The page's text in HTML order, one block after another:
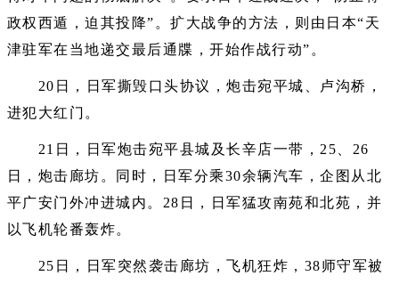
政权西遁，迫其投降”。扩大战争的方法，则由日本“天
津驻军在当地递交最后通牒，开始作战行动”。
20日，日军撕毁口头协议，炮击宛平城、卢沟桥，
进犯大红门。
21日，日军炮击宛平县城及长辛店一带，25、26
日，炮击廊坊。同时，日军分乘30余辆汽车，企图从北
平广安门外冲进城内。28日，日军猛攻南苑和北苑，并
以飞机轮番轰炸。
25日，日军突然袭击廊坊，飞机狂炸，38师守军被